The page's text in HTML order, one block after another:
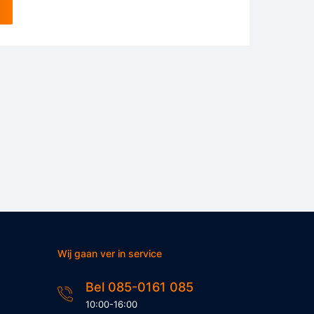
Wij gaan ver in service
Bel 085-0161 085
10:00-16:00